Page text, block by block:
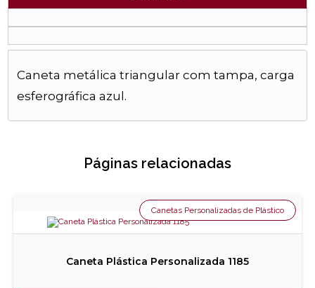
Caneta metálica triangular com tampa, carga
esferográfica azul.
Páginas relacionadas
Caneta Plástica Personalizada 1185
Canetas Personalizadas de Plástico